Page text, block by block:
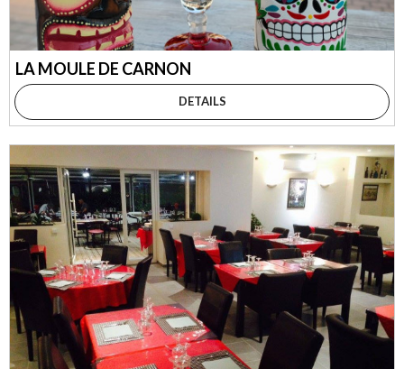
LA MOULE DE CARNON
DETAILS